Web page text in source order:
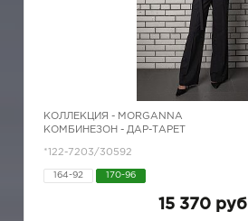
КОЛЛЕКЦИЯ - MORGANNA
КОМБИНЕЗОН - ДАР-ТАРЕТ
*122-7203/30592
164-92 170-96
15 370 руб